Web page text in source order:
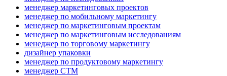
менеджер маркетинговых проектов
менеджер по мобильному маркетингу
менеджер по маркетинговым проектам
менеджер по маркетинговым исследованиям
менеджер по торговому маркетингу
дизайнер упаковки
менеджер по продуктовому маркетингу
менеджер СТМ